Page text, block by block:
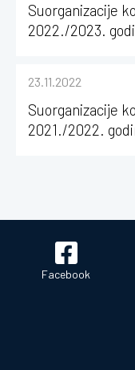
Suorganizacije
2022./2023.
23.11.2022
Suorganizacije
2021./2022.
Facebook